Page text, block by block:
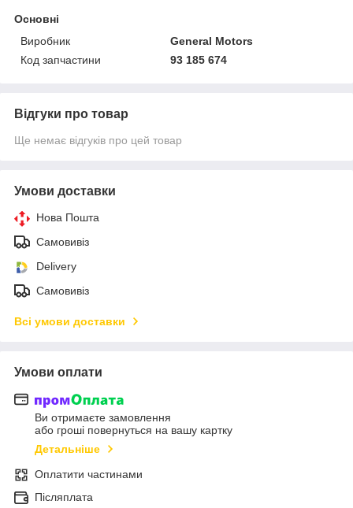
Основні
Виробник
General Motors
Код запчастини
93 185 674
Відгуки про товар
Ще немає відгуків про цей товар
Умови доставки
Нова Пошта
Самовивіз
Delivery
Самовивіз
Всі умови доставки
Умови оплати
Ви отримаєте замовлення
або гроші повернуться на вашу картку
Детальніше
Оплатити частинами
Післяплата